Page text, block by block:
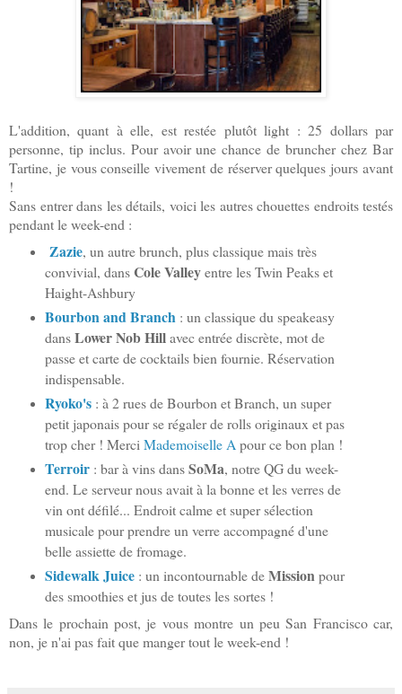
L'addition, quant à elle, est restée plutôt light : 25 dollars par
personne, tip inclus. Pour avoir une chance de bruncher chez Bar
Tartine, je vous conseille vivement de réserver quelques jours avant
!
Sans entrer dans les détails, voici les autres chouettes endroits testés
pendant le week-end :
Zazie, un autre brunch, plus classique mais très
convivial, dansCole Valleyentre les Twin Peaks et
Haight-Ashbury
Bourbon and Branch : un classique du speakeasy
dansLower Nob Hillavec entrée discrète, mot de
passe et carte de cocktails bien fournie. Réservation
indispensable.
Ryoko's: à 2 rues de Bourbon et Branch, un super
petit japonais pour se régaler de rolls originaux et pas
trop cher ! Merci Mademoiselle A pour ce bon plan !
Terroir : bar à vins dansSoMa, notre QG du week-
end. Le serveur nous avait à la bonne et les verres de
vin ont défilé... Endroit calme et super sélection
musicale pour prendre un verre accompagné d'une
belle assiette de fromage.
Sidewalk Juice: un incontournable deMission pour
des smoothies et jus de toutes les sortes !
Dans le prochain post, je vous montre un peu San Francisco car,
non, je n'ai pas fait que manger tout le week-end !